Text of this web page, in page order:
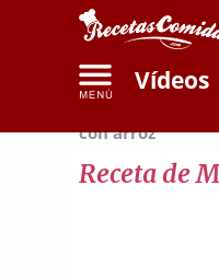
Vídeos
con arroz
Receta de